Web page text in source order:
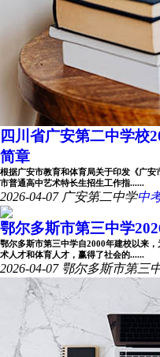
四川省广安第二中学校
简章
根据广安市教育和体育局关于印发《广
市普通高中艺术特长生招生工作指......
2026-04-07 广安第二中学中
鄂尔多斯市第三中学
鄂尔多斯市第三中学自2000年建校以来
术人才和体育人才，赢得了社会的......
2026-04-07 鄂尔多斯市第三